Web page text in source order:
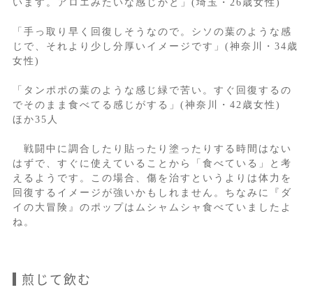
います。アロエみたいな感じかと」(埼玉・26歳女性)
「手っ取り早く回復しそうなので。シソの葉のような感
じで、それより少し分厚いイメージです」(神奈川・34歳
女性)
「タンポポの葉のような感じ緑で苦い。すぐ回復するの
でそのまま食べてる感じがする」(神奈川・42歳女性)
ほか35人
戦闘中に調合したり貼ったり塗ったりする時間はない
はずで、すぐに使えていることから「食べている」と考
えるようです。この場合、傷を治すというよりは体力を
回復するイメージが強いかもしれません。ちなみに『ダ
イの大冒険』のポップはムシャムシャ食べていましたよ
ね。
煎じて飲む